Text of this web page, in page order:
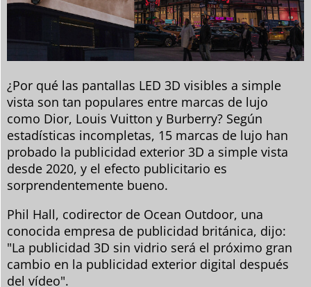
¿Por qué las pantallas LED 3D visibles a simple
vista son tan populares entre marcas de lujo
como Dior, Louis Vuitton y Burberry? Según
estadísticas incompletas, 15 marcas de lujo han
probado la publicidad exterior 3D a simple vista
desde 2020, y el efecto publicitario es
sorprendentemente bueno.
Phil Hall, codirector de Ocean Outdoor, una
conocida empresa de publicidad británica, dijo:
"La publicidad 3D sin vidrio será el próximo gran
cambio en la publicidad exterior digital después
del vídeo".